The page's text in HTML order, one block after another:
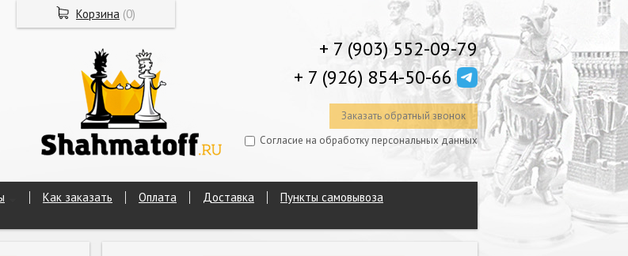
+ 7 (903) 552-09-79
+ 7 (926) 854-50-66
Заказать обратный звонок
Согласие на обработку персональных данных
Как заказать Оплата Доставка
Пункты самовывоза
Корзина (0)